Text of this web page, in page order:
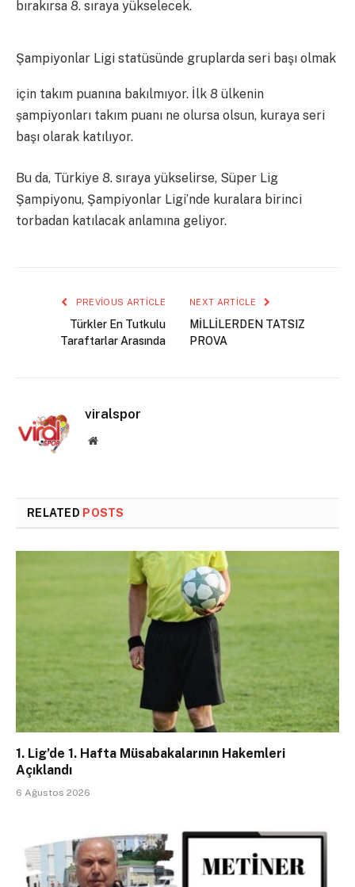
bırakırsa 8. sıraya yükselecek.
Şampiyonlar Ligi statüsünde gruplarda seri başı olmak
için takım puanına bakılmıyor. İlk 8 ülkenin
şampiyonları takım puanı ne olursa olsun, kuraya seri
başı olarak katılıyor.
Bu da, Türkiye 8. sıraya yükselirse, Süper Lig
Şampiyonu, Şampiyonlar Ligi’nde kuralara birinci
torbadan katılacak anlamına geliyor.
PREVIOUS ARTICLE
Türkler En Tutkulu
Taraftarlar Arasında
NEXT ARTICLE
MİLLİLERDEN TATSIZ
PROVA
viralspor
Website
RELATED POSTS
1. Lig’de 1. Hafta Müsabakalarının Hakemleri
Açıklandı
6 Ağustos 2026